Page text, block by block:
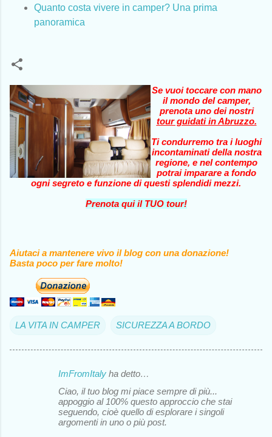
Quanto costa vivere in camper? Una prima
panoramica
Se vuoi toccare con mano
il mondo del camper,
prenota uno dei nostri
tour guidati in Abruzzo.
Ti condurremo tra i luoghi
incontaminati della nostra
regione, e nel contempo
potrai imparare a fondo
ogni segreto e funzione di questi splendidi mezzi.
Prenota qui il TUO tour!
Aiutaci a mantenere vivo il blog con una donazione!
Basta poco per fare molto!
LA VITA IN CAMPER SICUREZZA A BORDO
ImFromItaly ha detto…
Ciao, il tuo blog mi piace sempre di più...
appoggio al 100% questo approccio che stai
seguendo, cioè quello di esplorare i singoli
argomenti in uno o più post.